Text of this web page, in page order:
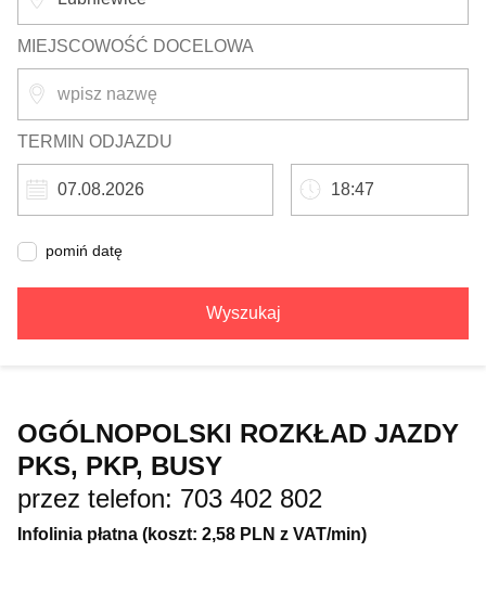
MIEJSCOWOŚĆ DOCELOWA
TERMIN ODJAZDU
pomiń datę
Wyszukaj
OGÓLNOPOLSKI ROZKŁAD JAZDY
PKS, PKP, BUSY
przez telefon: 703 402 802
Infolinia płatna (koszt: 2,58 PLN z VAT/min)